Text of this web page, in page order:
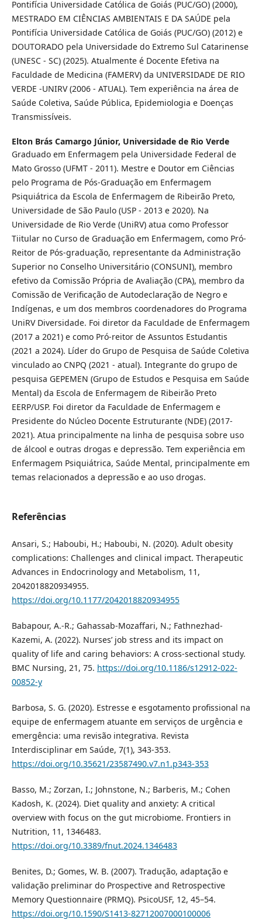
Pontifícia Universidade Católica de Goiás (PUC/GO) (2000),
MESTRADO EM CIÊNCIAS AMBIENTAIS E DA SAÚDE pela
Pontifícia Universidade Católica de Goiás (PUC/GO) (2012) e
DOUTORADO pela Universidade do Extremo Sul Catarinense
(UNESC - SC) (2025). Atualmente é Docente Efetiva na
Faculdade de Medicina (FAMERV) da UNIVERSIDADE DE RIO
VERDE -UNIRV (2006 - ATUAL). Tem experiência na área de
Saúde Coletiva, Saúde Pública, Epidemiologia e Doenças
Transmissíveis.
Elton Brás Camargo Júnior, Universidade de Rio Verde
Graduado em Enfermagem pela Universidade Federal de
Mato Grosso (UFMT - 2011). Mestre e Doutor em Ciências
pelo Programa de Pós-Graduação em Enfermagem
Psiquiátrica da Escola de Enfermagem de Ribeirão Preto,
Universidade de São Paulo (USP - 2013 e 2020). Na
Universidade de Rio Verde (UniRV) atua como Professor
Tiitular no Curso de Graduação em Enfermagem, como Pró-
Reitor de Pós-graduação, representante da Administração
Superior no Conselho Universitário (CONSUNI), membro
efetivo da Comissão Própria de Avaliação (CPA), membro da
Comissão de Verificação de Autodeclaração de Negro e
Indígenas, e um dos membros coordenadores do Programa
UniRV Diversidade. Foi diretor da Faculdade de Enfermagem
(2017 a 2021) e como Pró-reitor de Assuntos Estudantis
(2021 a 2024). Líder do Grupo de Pesquisa de Saúde Coletiva
vinculado ao CNPQ (2021 - atual). Integrante do grupo de
pesquisa GEPEMEN (Grupo de Estudos e Pesquisa em Saúde
Mental) da Escola de Enfermagem de Ribeirão Preto
EERP/USP. Foi diretor da Faculdade de Enfermagem e
Presidente do Núcleo Docente Estruturante (NDE) (2017-
2021). Atua principalmente na linha de pesquisa sobre uso
de álcool e outras drogas e depressão. Tem experiência em
Enfermagem Psiquiátrica, Saúde Mental, principalmente em
temas relacionados a depressão e ao uso drogas.
Referências
Ansari, S.; Haboubi, H.; Haboubi, N. (2020). Adult obesity
complications: Challenges and clinical impact. Therapeutic
Advances in Endocrinology and Metabolism, 11,
2042018820934955.
https://doi.org/10.1177/2042018820934955
Babapour, A.-R.; Gahassab-Mozaffari, N.; Fathnezhad-
Kazemi, A. (2022). Nurses’ job stress and its impact on
quality of life and caring behaviors: A cross-sectional study.
BMC Nursing, 21, 75. https://doi.org/10.1186/s12912-022-
00852-y
Barbosa, S. G. (2020). Estresse e esgotamento profissional na
equipe de enfermagem atuante em serviços de urgência e
emergência: uma revisão integrativa. Revista
Interdisciplinar em Saúde, 7(1), 343-353.
https://doi.org/10.35621/23587490.v7.n1.p343-353
Basso, M.; Zorzan, I.; Johnstone, N.; Barberis, M.; Cohen
Kadosh, K. (2024). Diet quality and anxiety: A critical
overview with focus on the gut microbiome. Frontiers in
Nutrition, 11, 1346483.
https://doi.org/10.3389/fnut.2024.1346483
Benites, D.; Gomes, W. B. (2007). Tradução, adaptação e
validação preliminar do Prospective and Retrospective
Memory Questionnaire (PRMQ). PsicoUSF, 12, 45–54.
https://doi.org/10.1590/S1413-82712007000100006